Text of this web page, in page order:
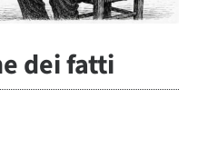
dei fatti